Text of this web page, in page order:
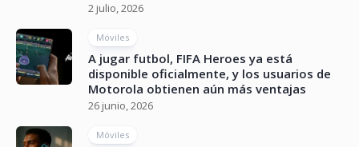
2 julio, 2026
Móviles
A jugar futbol, FIFA Heroes ya está
disponible oficialmente, y los usuarios de
Motorola obtienen aún más ventajas
26 junio, 2026
Móviles